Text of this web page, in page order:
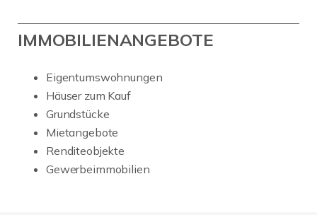
IMMOBILIENANGEBOTE
Eigentumswohnungen
Häuser zum Kauf
Grundstücke
Mietangebote
Renditeobjekte
Gewerbeimmobilien